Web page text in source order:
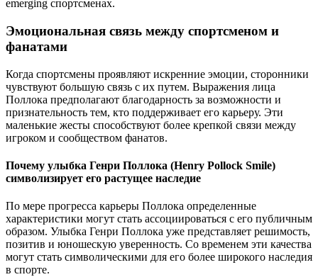
emerging спортсменах.
Эмоциональная связь между спортсменом и
фанатами
Когда спортсмены проявляют искренние эмоции, сторонники
чувствуют большую связь с их путем. Выражения лица
Поллока предполагают благодарность за возможности и
признательность тем, кто поддерживает его карьеру. Эти
маленькие жесты способствуют более крепкой связи между
игроком и сообществом фанатов.
Почему улыбка Генри Поллока (Henry Pollock Smile)
символизирует его растущее наследие
По мере прогресса карьеры Поллока определенные
характеристики могут стать ассоциироваться с его публичным
образом. Улыбка Генри Поллока уже представляет решимость,
позитив и юношескую уверенность. Со временем эти качества
могут стать символическими для его более широкого наследия
в спорте.